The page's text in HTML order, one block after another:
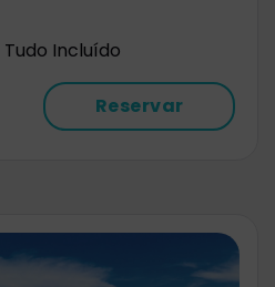
Tudo Incluído
Reservar